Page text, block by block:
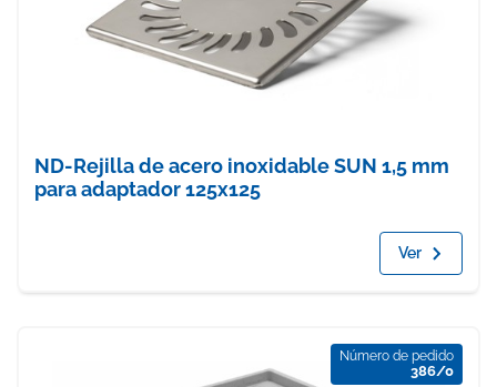
ND-Rejilla de acero inoxidable SUN 1,5 mm
para adaptador 125x125
Ver
Número de pedido
386/0